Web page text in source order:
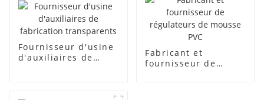
Fournisseur d'usine
d'auxiliaires de
Fabricant et
fournisseur de